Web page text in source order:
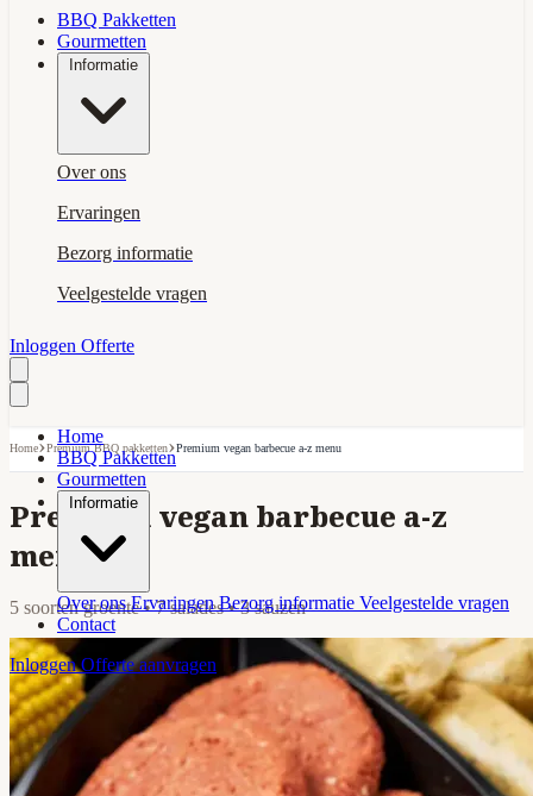
BBQ Pakketten
Gourmetten
Informatie
Over ons
Ervaringen
Bezorg informatie
Veelgestelde vragen
Inloggen Offerte
Home
BBQ Pakketten
Gourmetten
Informatie
Over onsErvaringenBezorg informatie Veelgestelde vragen
Contact
InloggenOfferte aanvragen
Home›Premium BBQ pakketten›Premium vegan barbecue a-z menu
Premium vegan barbecue a-z
menu
5 soorten groente • 7 salades • 3 sauzen